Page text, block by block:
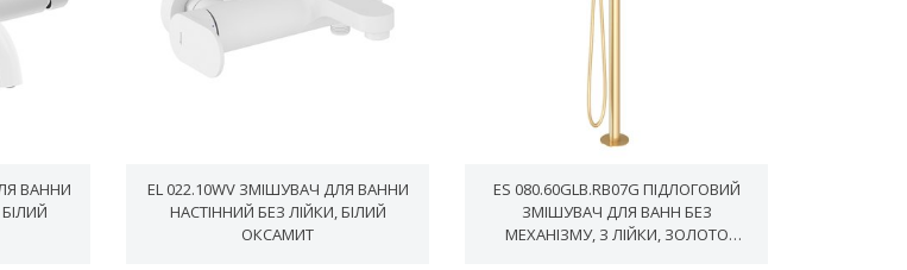
ВАННИ
EL 022.10WV ЗМІШУВАЧ ДЛЯ ВАННИ
НАСТІННИЙ БЕЗ ЛІЙКИ, БІЛИЙ
ОКСАМИТ
ES 080.60GLB.RB07G ПІДЛОГОВИЙ
ЗМІШУВАЧ ДЛЯ ВАНН БЕЗ
МЕХАНІЗМУ, З ЛІЙКИ, ЗОЛОТО